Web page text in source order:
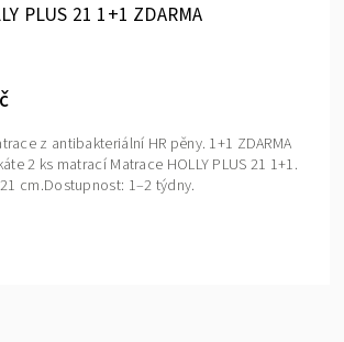
PLUS 21 1+1 ZDARMA
z antibakteriální HR pěny. 1+1 ZDARMA
2 ks matrací Matrace HOLLY PLUS 21 1+1.
cm.Dostupnost: 1–2 týdny.